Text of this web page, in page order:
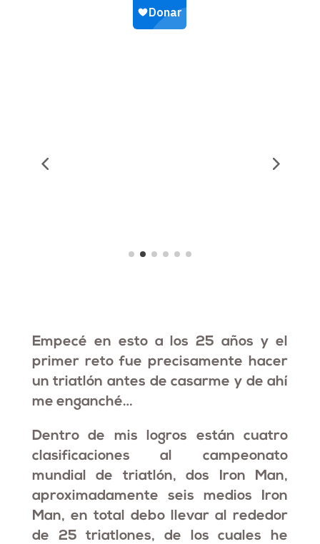
Empecé en esto a los 25 años y el
primer reto fue precisamente hacer
un triatlón antes de casarme y de ahí
me enganché…
Dentro de mis logros están cuatro
clasificaciones al campeonato
mundial de triatlón, dos Iron Man,
aproximadamente seis medios Iron
Man, en total debo llevar al rededor
de 25 triatlones, de los cuales he